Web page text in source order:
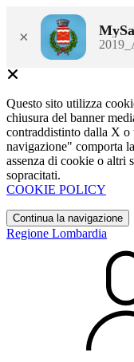
×
Questo sito utilizza
chiusura del banner
contraddistinto dalla X
navigazione" comporta
assenza di cookie o altri
sopracitati.
COOKIE POLICY
Continua la navigazione
Regione Lombardia